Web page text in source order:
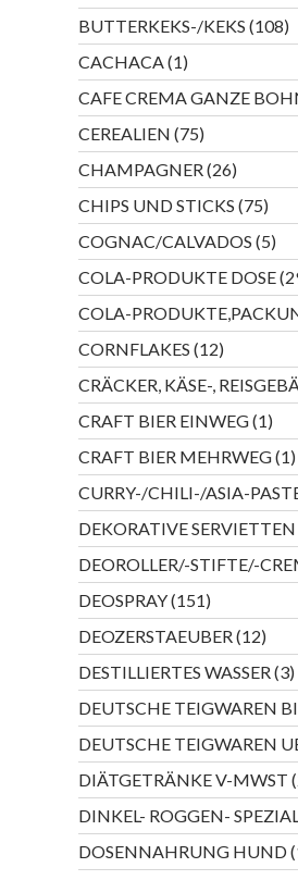
Produkte
BUTTERKEKS-/KEKS 108
CACHACA 11
Produkt
CAFE CREMA GANZE
CEREALIEN 7575
Produkte
CHAMPAGNER 2626
CHIPS UND STICKS 7575
COGNAC/CALVADOS 55
COLA-PRODUKTE DOSE
COLA-
CORNFLAKES 1212
Produkte
CRÄCKER, KÄSE-,
CRAFT BIER EINWEG 11
CRAFT BIER MEHRWEG 11
CURRY-/CHILI-/ASIA-
DEKORATIVE SERVIETTEN
DEOROLLER/-STIFTE/-
DEOSPRAY 151151
Produkte
DEOZERSTAEUBER 1212
DESTILLIERTES WASSER 33
DEUTSCHE TEIGWAREN
DEUTSCHE TEIGWAREN
DIÄTGETRÄNKE V-MWST
DINKEL- ROGGEN-
DOSENNAHRUNG HUND